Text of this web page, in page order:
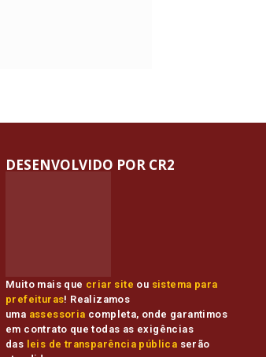
Muito mais que criar site ou sistema para
prefeituras! Realizamos
uma assessoria completa, onde garantimos
em contrato que todas as exigências
das leis de transparência pública serão
DESENVOLVIDO POR CR2